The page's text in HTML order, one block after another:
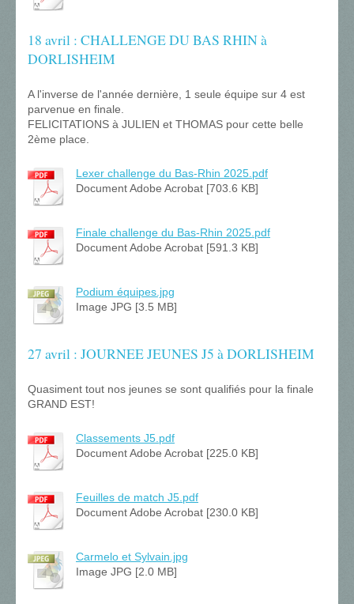
18 avril : CHALLENGE DU BAS RHIN à
DORLISHEIM
A l'inverse de l'année dernière, 1 seule équipe sur 4 est
parvenue en finale.
FELICITATIONS à JULIEN et THOMAS pour cette belle
2ème place.
Lexer challenge du Bas-Rhin 2025.pdf
Document Adobe Acrobat [703.6 KB]
Finale challenge du Bas-Rhin 2025.pdf
Document Adobe Acrobat [591.3 KB]
Podium équipes.jpg
Image JPG [3.5 MB]
27 avril : JOURNEE JEUNES J5 à DORLISHEIM
Quasiment tout nos jeunes se sont qualifiés pour la finale
GRAND EST!
Classements J5.pdf
Document Adobe Acrobat [225.0 KB]
Feuilles de match J5.pdf
Document Adobe Acrobat [230.0 KB]
Carmelo et Sylvain.jpg
Image JPG [2.0 MB]